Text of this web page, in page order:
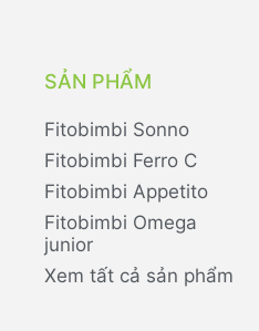
SẢN PHẨM
Fitobimbi Sonno
Fitobimbi Ferro C
Fitobimbi Appetito
Fitobimbi Omega
junior
Xem tất cả sản phẩm